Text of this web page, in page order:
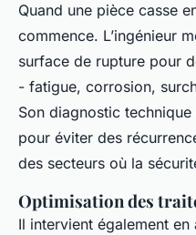
Quand une pièce casse
commence. L’ingénieur
surface de rupture pour
- fatigue, corrosion,
Son diagnostic
pour éviter des
des secteurs où la
Optimisation des
Il intervient également